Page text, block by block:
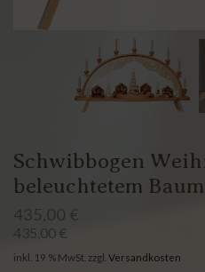
Schwibbogen
beleuchtetem
435,00 €
435,00 €
inkl. 19 % MwSt. zzgl. Versandkosten